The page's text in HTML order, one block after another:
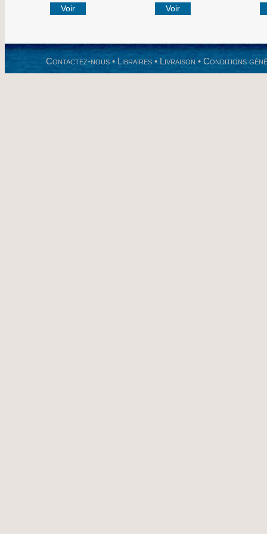
Voir Voir
Contactez-nous • Libraires • Livraison •Conditions